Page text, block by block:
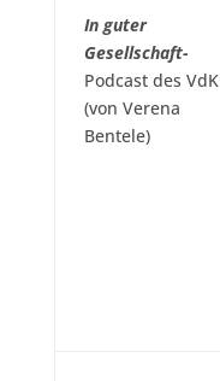
In guter
Gesellschaft-
Podcast des VdK
(von Verena
Bentele)